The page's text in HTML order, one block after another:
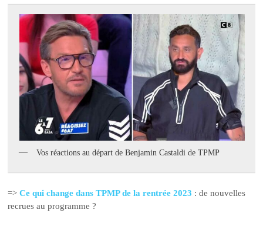
Vos réactions au départ de Benjamin Castaldi de TPMP
=>Ce qui change dans TPMP de la rentrée 2023 : de nouvelles
recrues au programme ?